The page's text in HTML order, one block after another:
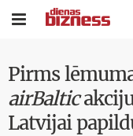

Pirms
airBaltic
Latvijai